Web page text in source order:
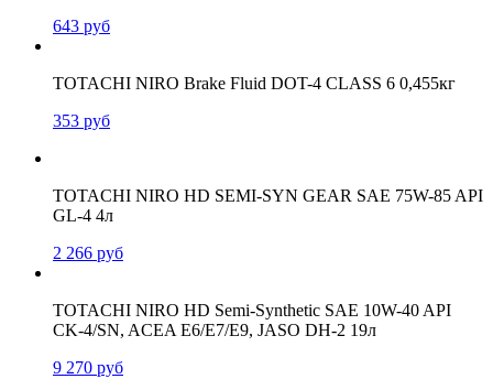
643 руб
TOTACHI NIRO Brake Fluid DOT-4 CLASS 6 0,455кг
353 руб
TOTACHI NIRO HD SEMI-SYN GEAR SAE 75W-85 API
GL-4 4л
2 266 руб
TOTACHI NIRO HD Semi-Synthetic SAE 10W-40 API
CK-4/SN, ACEA E6/E7/E9, JASO DH-2 19л
9 270 руб